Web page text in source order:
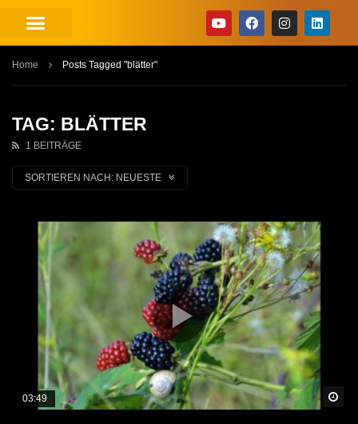
Home Posts Tagged "blätter"
TAG: BLÄTTER
1 BEITRÄGE
SORTIEREN NACH: NEUESTE
03:49